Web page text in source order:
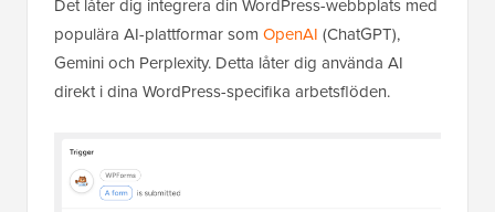
Det låter dig integrera din WordPress-webbplats med
populära AI-plattformar som OpenAI (ChatGPT),
Gemini och Perplexity. Detta låter dig använda AI
direkt i dina WordPress-specifika arbetsflöden.